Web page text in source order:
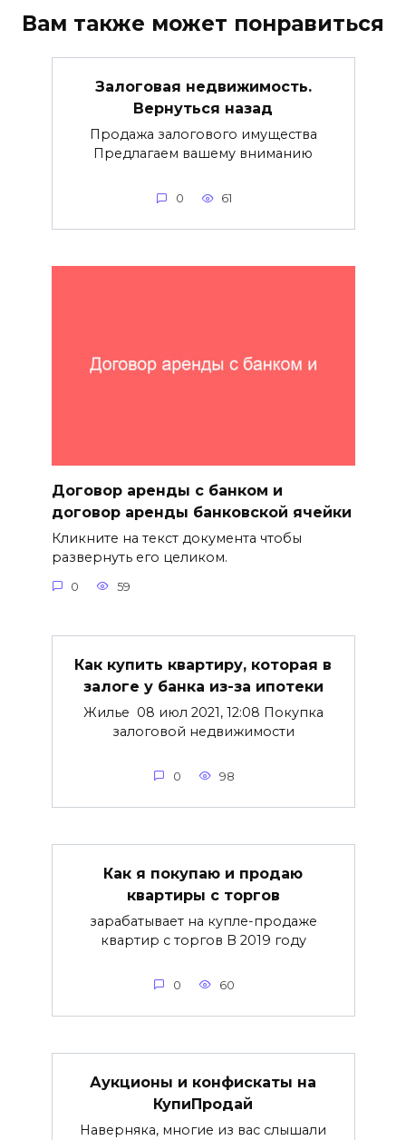
Вам также может понравиться
Залоговая недвижимость.
Вернуться назад
Продажа залогового имущества
Предлагаем вашему вниманию
0 61
Договор аренды с банком и
договор аренды банковской ячейки
Кликните на текст документа чтобы
развернуть его целиком.
0 59
Как купить квартиру, которая в
залоге у банка из-за ипотеки
Жилье 08 июл 2021, 12:08 Покупка
залоговой недвижимости
0 98
Как я покупаю и продаю
квартиры с торгов
зарабатывает на купле-продаже
квартир с торгов В 2019 году
0 60
Аукционы и конфискаты на
КупиПродай
Наверняка, многие из вас слышали